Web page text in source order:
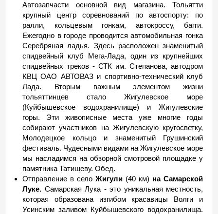
Автозапчасти основной вид магазина. Тольятти
крупный центр соревнований по автоспорту: по
ралли, кольцевым гонкам, автокроссу, багги.
Ежегодно в городе проводится автомобильная гонка
Серебряная ладья. Здесь расположен знаменитый
спидвейный клуб Мега-Лада, один из крупнейших
спидвейных треков - СТК им. Степанова, автодром
КВЦ ОАО АВТОВАЗ и спортивно-технический клуб
Лада. Вторым важным элементом жизни
тольяттинцев стало Жигулевское море
(Куйбышевское водохранилище) и Жигулевские
горы. Эти живописные места уже многие годы
собирают участников на Жигулевскую кругосветку,
Молодецкое кольцо и знаменитый Грушинский
фестиваль. Чудесными видами на Жигулевское море
мы насладимся на обзорной смотровой площадке у
памятника Татищеву. Обед.
Отправление в село Жигули (40 км) на Самарской
Луке. Самарская Лука - это уникальная местность,
которая образована изгибом красавицы Волги и
Усинским заливом Куйбышевского водохранилища.